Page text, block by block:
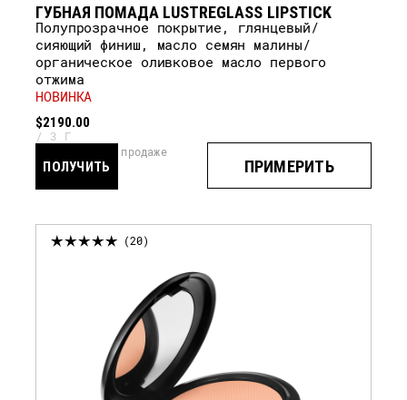
ГУБНАЯ ПОМАДА LUSTREGLASS LIPSTICK
Полупрозрачное покрытие, глянцевый/
сияющий финиш, масло семян малины/
органическое оливковое масло первого
отжима
НОВИНКА
$2190.00
3 Г
ПРИМЕРИТЬ
ПОЛУЧИТЬ
скоро в продаже
20